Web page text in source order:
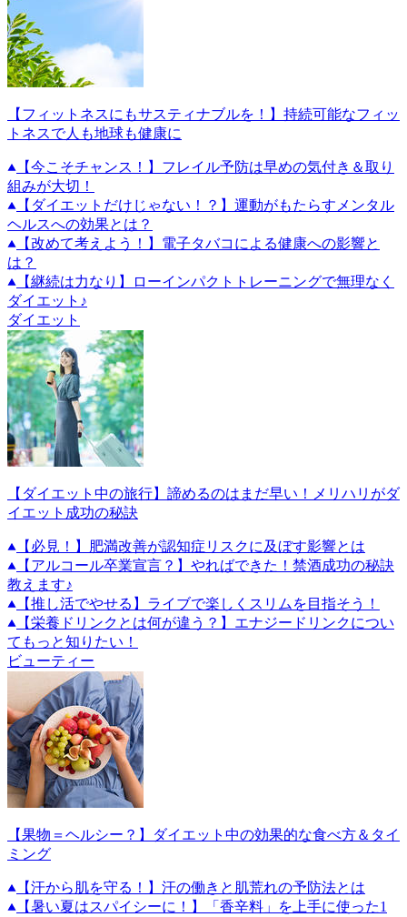
【フィットネスにもサスティナブルを！】持続可能なフィッ
トネスで人も地球も健康に
【今こそチャンス！】フレイル予防は早めの気付き＆取り
組みが大切！
【ダイエットだけじゃない！？】運動がもたらすメンタル
ヘルスへの効果とは？
【改めて考えよう！】電子タバコによる健康への影響と
は？
【継続は力なり】ローインパクトトレーニングで無理なく
ダイエット♪
ダイエット
【ダイエット中の旅行】諦めるのはまだ早い！メリハリがダ
イエット成功の秘訣
【必見！】肥満改善が認知症リスクに及ぼす影響とは
【アルコール卒業宣言？】やればできた！禁酒成功の秘訣
教えます♪
【推し活でやせる】ライブで楽しくスリムを目指そう！
【栄養ドリンクとは何が違う？】エナジードリンクについ
てもっと知りたい！
ビューティー
【果物＝ヘルシー？】ダイエット中の効果的な食べ方＆タイ
ミング
【汗から肌を守る！】汗の働きと肌荒れの予防法とは
【暑い夏はスパイシーに！】「香辛料」を上手に使った1